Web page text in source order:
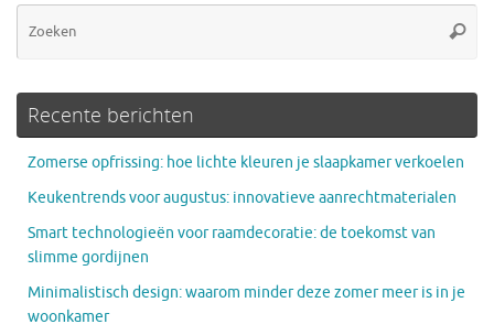
Recente berichten
Zomerse opfrissing: hoe lichte kleuren je slaapkamer verkoelen
Keukentrends voor augustus: innovatieve aanrechtmaterialen
Smart technologieën voor raamdecoratie: de toekomst van
slimme gordijnen
Minimalistisch design: waarom minder deze zomer meer is in je
woonkamer